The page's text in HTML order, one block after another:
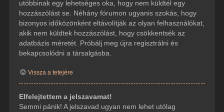
utóbbinak egy lehetséges oka, hogy nem küldtél egy
hozzászólást se. Néhány fórumon ugyanis szokás, hogy
bizonyos időközönként eltávolítják az olyan felhasználókat,
akik nem küldtek hozzászólást, hogy csökkentsék az
adatbázis méretét. Próbálj meg újra regisztrálni és
bekapcsolódni a társalgásba.
Vissza a tetejére
Elfelejtettem a jelszavamat!
Semmi pánik! A jelszavad ugyan nem lehet utólag